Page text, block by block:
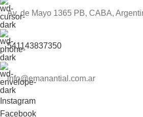
Av. de Mayo 1365 PB, CABA,
541143837350
info@emanantial.com.ar
Instagram
Facebook